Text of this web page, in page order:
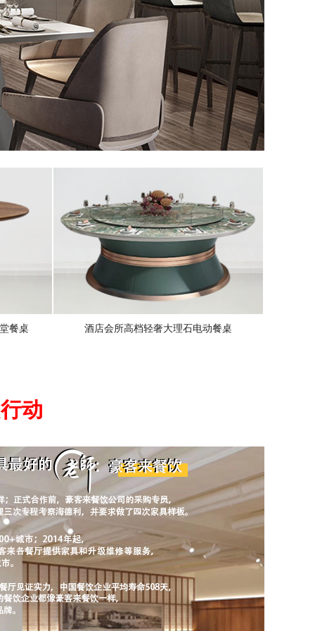
餐桌 酒店会所高档轻奢大理石电动餐桌
动